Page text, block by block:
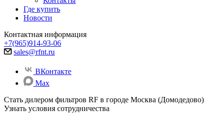
Где купить
Новости
Контактная информация
+7(965)914-93-06
sales@rfnt.ru
ВКонтакте
Max
Стать дилером фильтров RF в городе Москва (Домодедово)
Узнать условия сотрудничества